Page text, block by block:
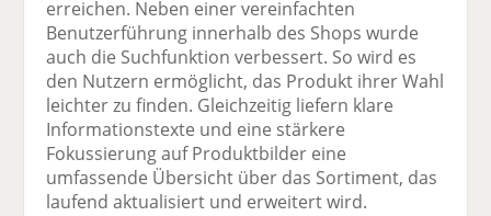
erreichen. Neben einer vereinfachten
Benutzerführung innerhalb des Shops wurde
auch die Suchfunktion verbessert. So wird es
den Nutzern ermöglicht, das Produkt ihrer Wahl
leichter zu finden. Gleichzeitig liefern klare
Informationstexte und eine stärkere
Fokussierung auf Produktbilder eine
umfassende Übersicht über das Sortiment, das
laufend aktualisiert und erweitert wird.